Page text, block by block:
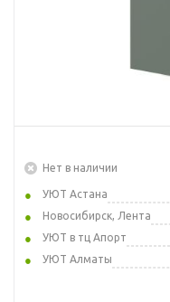
Нет в наличии
УЮТ Астана
Новосибирск, Лента
УЮТ в тц Апорт
УЮТ Алматы